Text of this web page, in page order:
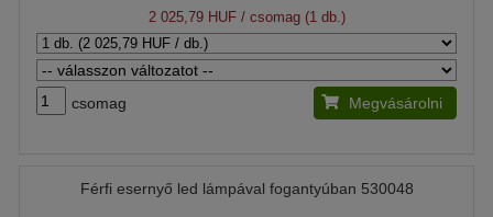
2 025,79 HUF/ csomag (1 db.)
csomag Megvásárolni
Férfi esernyő led lámpával fogantyúban 530048